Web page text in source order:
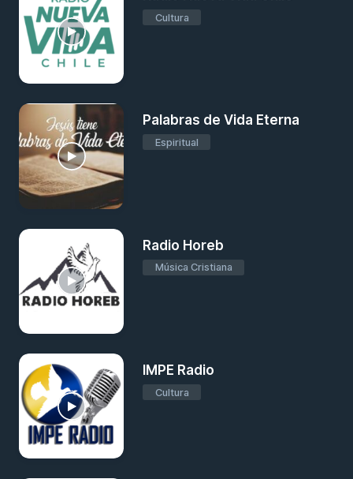
Cultura
Palabras de Vida Eterna
Espiritual
Radio Horeb
Música Cristiana
IMPE Radio
Cultura